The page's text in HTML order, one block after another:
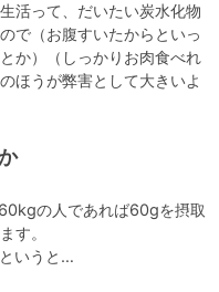
活って、だいたい炭水化物
で（お腹すいたからといっ
か）（しっかりお肉食べれ
ほうが弊害として大きいよ
の人であれば60gを摂取
す。
いうと…